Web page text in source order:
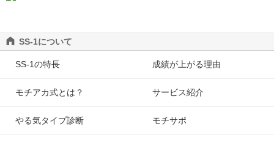
SS-1について
SS-1の特長 成績が上がる理由
モチアカ式とは？ サービス紹介
やる気タイプ診断 モチサポ